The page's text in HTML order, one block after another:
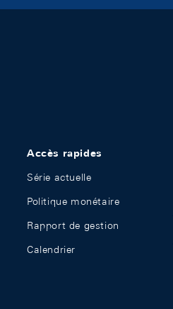
Accès rapides
Série actuelle
Politique monétaire
Rapport de gestion
Calendrier